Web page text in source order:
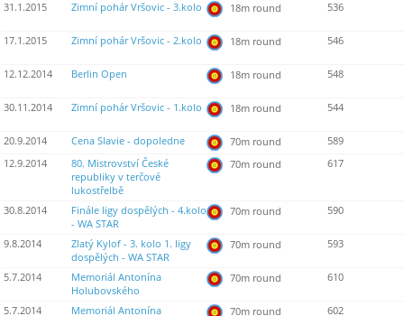
31.1.2015 Zimní pohár Vršovic - 3.kolo 18m round 536
17.1.2015 Zimní pohár Vršovic - 2.kolo 18m round 546
12.12.2014 Berlin Open 18m round 548
30.11.2014 Zimní pohár Vršovic - 1.kolo 18m round 544
20.9.2014 Cena Slavie - dopoledne 70m round
589
12.9.2014
80. Mistrovství České
republiky v terčové
lukostřelbě
70m round 617
30.8.2014
Finále ligy dospělých - 4.kolo
- WA STAR
70m round 590
9.8.2014
Zlatý Kylof - 3. kolo 1. ligy
dospělých - WA STAR
70m round 593
5.7.2014
Memoriál Antonína
Holubovského
70m round 610
5.7.2014
Memoriál Antonína
70m round 602